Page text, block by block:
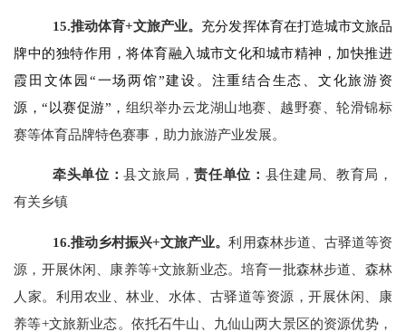
15.推动体育+文旅产业。 充分发挥体育在打造城市文旅品
牌中的独特作用，将体育融入城市文化和城市精神，加快推进
霞田文体园“一场两馆”建设。注重结合生态、文化旅游资
源，“以赛促游”， 组织举办云龙湖山地赛、越野赛、轮滑锦标
赛等体育品牌特色赛事 ，助力旅游产业发展。
牵头单位：县文旅局，责任单位： 县住建局、教育局，
有关乡镇
16.推动乡村振兴+文旅产业。利用森林步道、古驿道等资
源，开展休闲、康养等+文旅新业态。培育一批森林步道、森林
人家。利用农业、林业、水体、古驿道等资源，开展休闲、康
养等+文旅新业态。依托石牛山、九仙山两大景区的资源优势，